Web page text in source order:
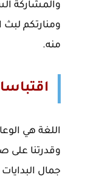
والمشاركة
ومنارتكم
منه.
اللغة هي
وقدرتنا على
جمال